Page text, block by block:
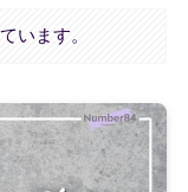
います。